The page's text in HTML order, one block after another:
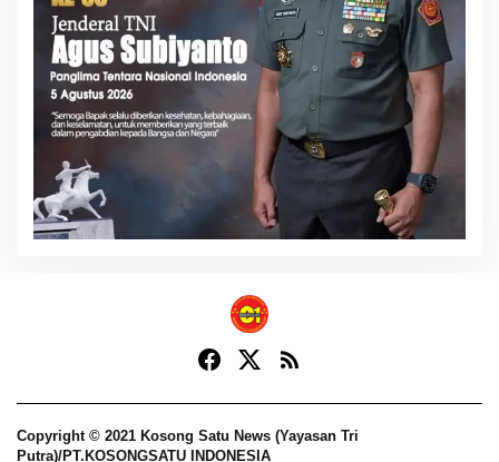
Copyright © 2021 Kosong Satu News (Yayasan Tri
Putra)/PT.KOSONGSATU INDONESIA